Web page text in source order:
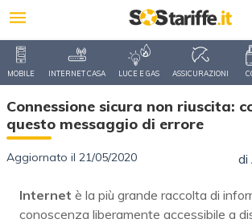
MOBILE INTERNET CASA LUCE E GAS ASSICURAZIONI
Connessione sicura non riuscita:
questo messaggio di errore
Aggiornato il 21/05/2020 di
Internet è la più grande raccolta di
conoscenza liberamente accessibile a